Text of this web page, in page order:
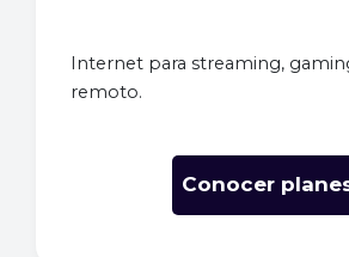
Internet para streaming,
remoto.
Conocer